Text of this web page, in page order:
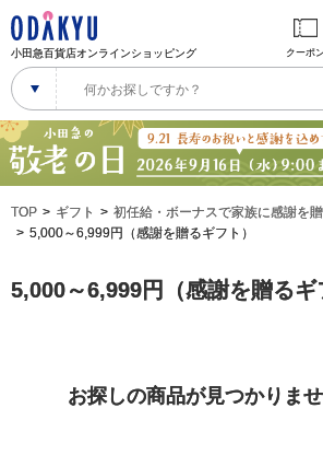
小田急百貨店オンラインショッピング クーポ
TOP ギフト
初任給・ボーナスで家族に感謝を
5,000～6,999円（感謝を贈るギフト）
5,000～6,999円（感謝を贈るギ
お探しの商品が見つかりませ